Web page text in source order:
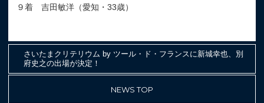
９着 吉田敏洋（愛知・33歳）
さいたまクリテリウム by ツール・ド・フランスに新城幸也、別
府史之の出場が決定！
NEWS TOP